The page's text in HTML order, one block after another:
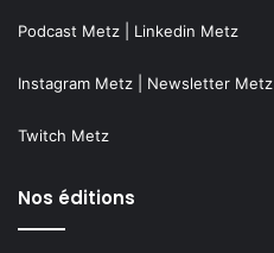
Podcast Metz Linkedin Metz
Instagram Metz Newsletter Metz
Twitch Metz
Nos éditions